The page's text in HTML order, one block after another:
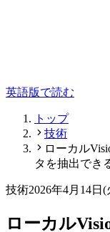
英語版で読む
トップ
技術
ローカル
タを抽出でき
技術2026年4月14日(
ローカル